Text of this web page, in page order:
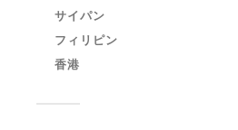
サイパン
フィリピン
香港